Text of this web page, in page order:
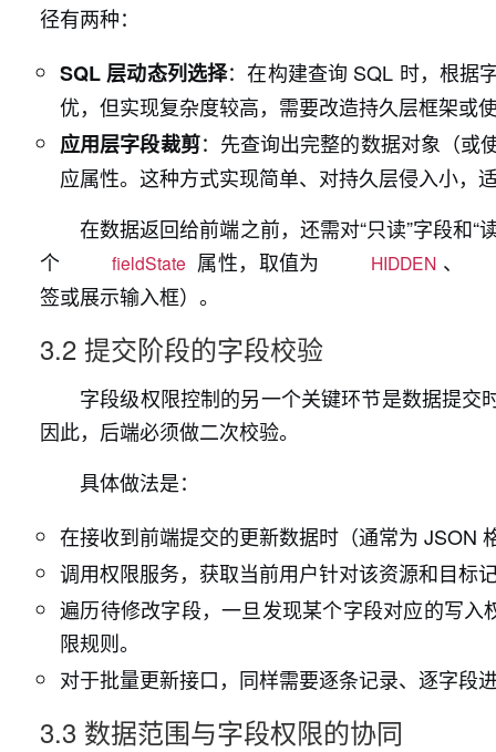
径有两种：
SQL 层动态列选择：在构建查询 SQL 时，根据
优，但实现复杂度较高，需要改造持久层框架或
应用层字段裁剪：先查询出完整的数据对象（或
应属性。这种方式实现简单、对持久层侵入小，
在数据返回给前端之前，还需对“只读”字段和
个
fieldState 属性，取值为 HIDDEN 、
签或展示输入框）。
3.2 提交阶段的字段校验
字段级权限控制的另一个关键环节是数据提
因此，后端必须做二次校验。
具体做法是：
在接收到前端提交的更新数据时（通常为 JSON
调用权限服务，获取当前用户针对该资源和目标
遍历待修改字段，一旦发现某个字段对应的写
限规则。
对于批量更新接口，同样需要逐条记录、逐字段
3.3 数据范围与字段权限的协同